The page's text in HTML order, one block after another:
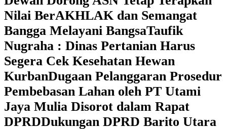
Nilai BerAKHLAK dan Semangat
Bangga Melayani BangsaTaufik
Nugraha : Dinas Pertanian Harus
Segera Cek Kesehatan Hewan
KurbanDugaan Pelanggaran Prosedur
Pembebasan Lahan oleh PT Utami
Jaya Mulia Disorot dalam Rapat
DPRDDukungan DPRD Barito Utara